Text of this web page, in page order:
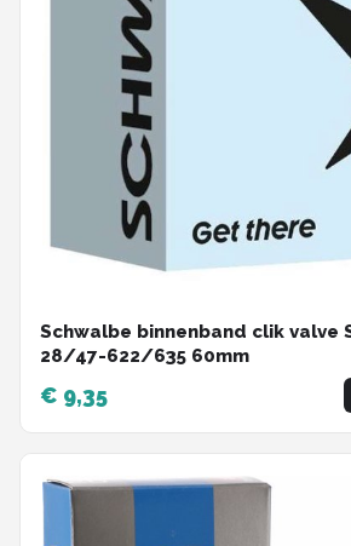
Schwalbe binnenband clik valve
28/47-622/635 60mm
€ 9,35